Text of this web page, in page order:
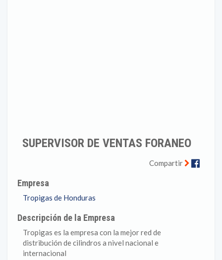
SUPERVISOR DE VENTAS FORANEO
Compartir
Empresa
Tropigas de Honduras
Descripción de la Empresa
Tropigas es la empresa con la mejor red de
distribución de cilindros a nivel nacional e
internacional